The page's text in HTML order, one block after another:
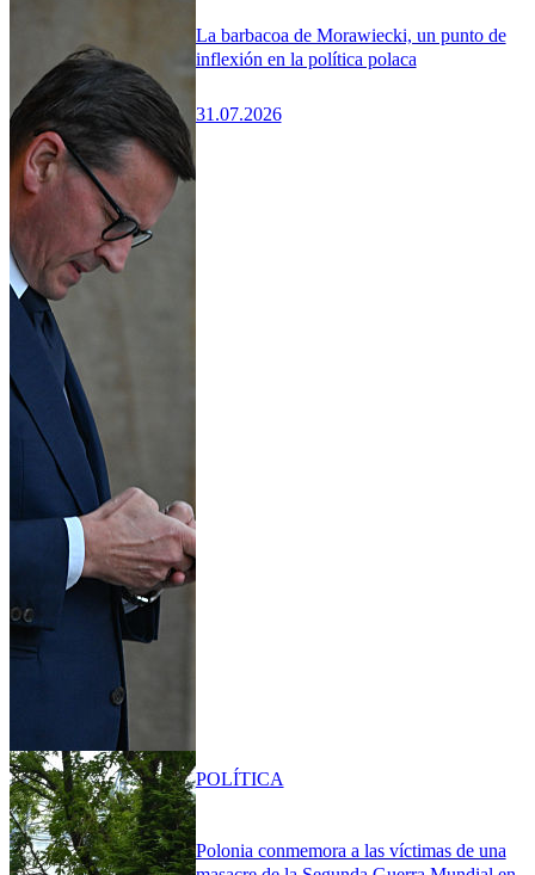
La barbacoa de Morawiecki, un punto de
inflexión en la política polaca
31.07.2026
Polonia conmemora a las víctimas de una
POLÍTICA